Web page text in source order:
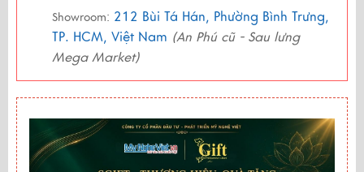
Showroom: 212 Bùi Tá Hán, Phường Bình Trưng,
TP. HCM, Việt Nam (An Phú cũ - Sau lưng
Mega Market)